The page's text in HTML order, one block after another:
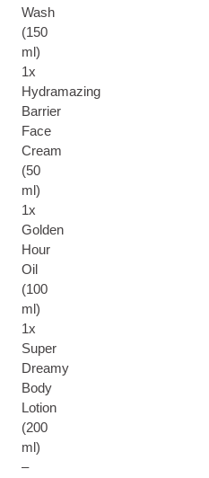
Wash
(150
ml)
1x
Hydramazing
Barrier
Face
Cream
(50
ml)
1x
Golden
Hour
Oil
(100
ml)
1x
Super
Dreamy
Body
Lotion
(200
ml)
–